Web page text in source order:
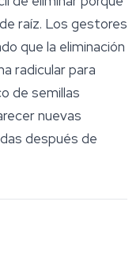
raíz. Los gestores
que la eliminación
radicular para
de semillas
nuevas
después de